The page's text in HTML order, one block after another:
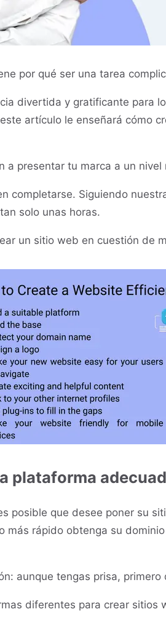
por qué ser una tarea
divertida y gratificante para
artículo le enseñará cómo
a presentar tu marca a un nivel
completarse. Siguiendo
solo unas horas.
un sitio web en cuestión de
plataforma
posible que desee poner su
más rápido obtenga su
aunque tengas prisa,
diferentes para crear sitios